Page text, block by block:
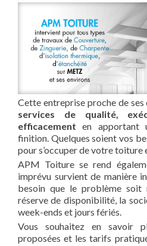
Cette entreprise proche de
services de qualité,
efficacement en apportant
finition. Quelques soient vos
pour s’occuper de votre toiture
APM Toiture se rend
imprévu survient de manière
besoin que le problème soit
réserve de disponibilité, la
week-ends et jours fériés.
Vous souhaitez en savoir
proposées et les tarifs